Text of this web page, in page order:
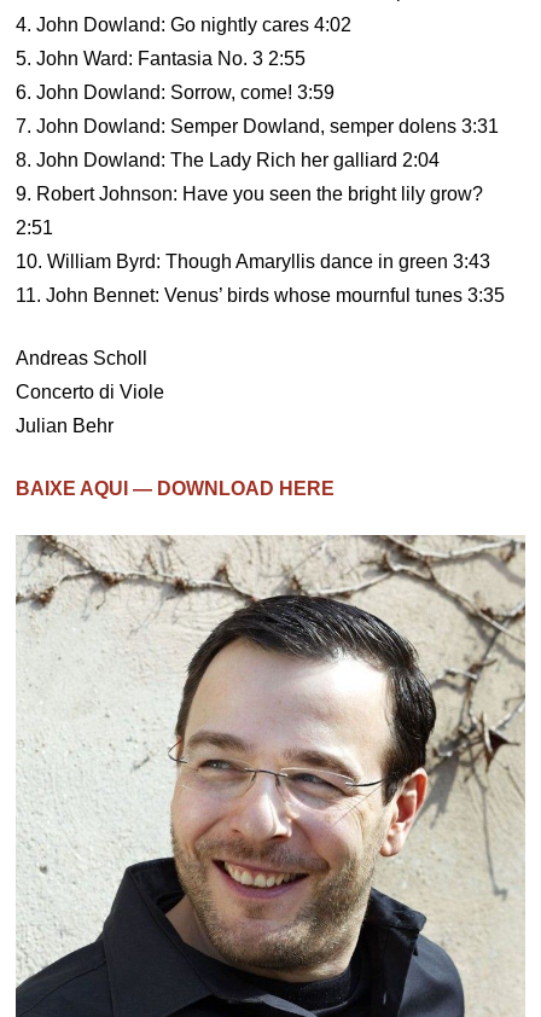
4. John Dowland: Go nightly cares 4:02
5. John Ward: Fantasia No. 3 2:55
6. John Dowland: Sorrow, come! 3:59
7. John Dowland: Semper Dowland, semper dolens 3:31
8. John Dowland: The Lady Rich her galliard 2:04
9. Robert Johnson: Have you seen the bright lily grow?
2:51
10. William Byrd: Though Amaryllis dance in green 3:43
11. John Bennet: Venus’ birds whose mournful tunes 3:35
Andreas Scholl
Concerto di Viole
Julian Behr
BAIXE AQUI — DOWNLOAD HERE